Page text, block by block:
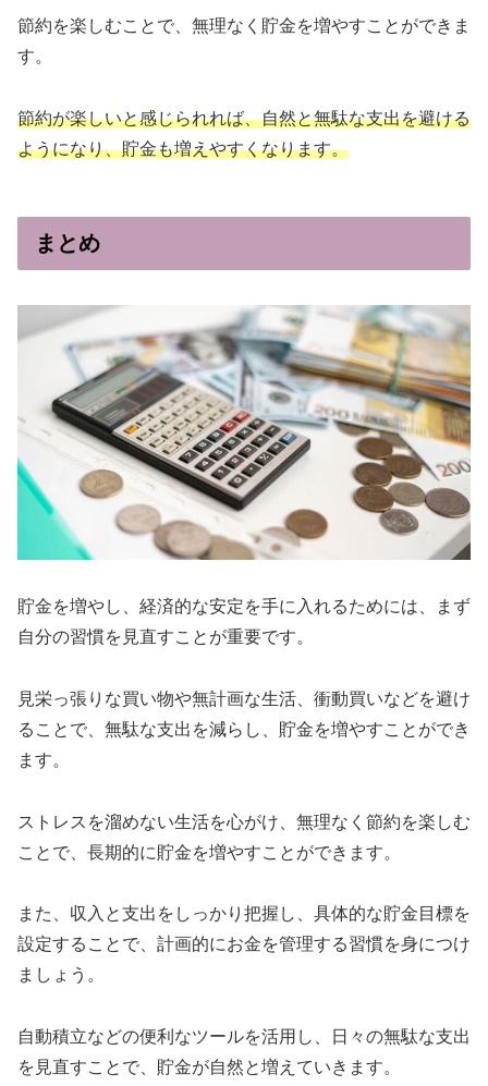
節約を楽しむことで、無理なく貯金を増やすことができま
す。
節約が楽しいと感じられれば、自然と無駄な支出を避ける
ようになり、貯金も増えやすくなります。
まとめ
貯金を増やし、経済的な安定を手に入れるためには、まず
自分の習慣を見直すことが重要です。
見栄っ張りな買い物や無計画な生活、衝動買いなどを避け
ることで、無駄な支出を減らし、貯金を増やすことができ
ます。
ストレスを溜めない生活を心がけ、無理なく節約を楽しむ
ことで、長期的に貯金を増やすことができます。
また、収入と支出をしっかり把握し、具体的な貯金目標を
設定することで、計画的にお金を管理する習慣を身につけ
ましょう。
自動積立などの便利なツールを活用し、日々の無駄な支出
を見直すことで、貯金が自然と増えていきます。